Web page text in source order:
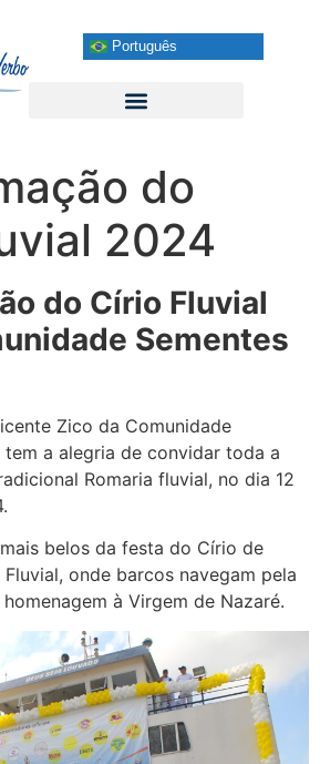
Português
do
2024
do Círio Fluvial
Sementes
Zico da Comunidade
tem a alegria de convidar toda a
Romaria fluvial, no dia 12
belos da festa do Círio de
onde barcos navegam pela
à Virgem de Nazaré.